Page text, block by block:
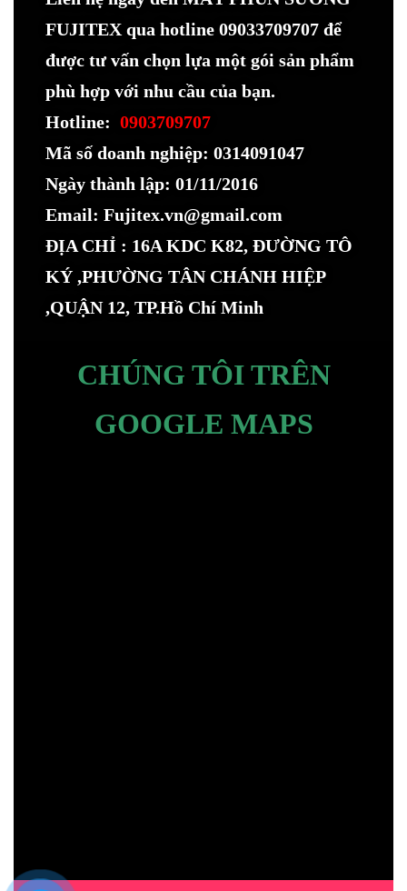
FUJITEX qua hotline 09033709707 để
được tư vấn chọn lựa một gói sản phẩm
phù hợp với nhu cầu của bạn.
Hotline: 0903709707
Mã số doanh nghiệp: 0314091047
Ngày thành lập: 01/11/2016
Email: Fujitex.vn@gmail.com
ĐỊA CHỈ : 16A KDC K82, ĐƯỜNG TÔ
KÝ ,PHƯỜNG TÂN CHÁNH HIỆP
,QUẬN 12, TP.Hồ Chí Minh
CHÚNG TÔI TRÊN
GOOGLE MAPS